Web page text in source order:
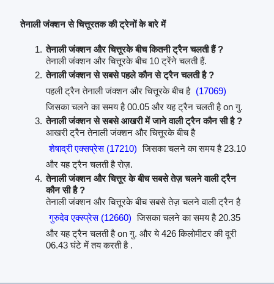
तेनाली जंक्शन से चित्तूरतक की ट्रेनों के बारे में
तेनाली जंक्शन और चित्तूरके बीच कितनी ट्रैन चलती हैं ?
तेनाली जंक्शन और चित्तूरके बीच 10 ट्रेंने चलती हैं.
तेनाली जंक्शन से सबसे पहले कौन से ट्रैन चलती है ?
पहली ट्रैन तेनाली जंक्शन और चित्तूरके बीच है (17069)
जिसका चलने का समय है 00.05 और यह ट्रैन चलती है on गु.
तेनाली जंक्शन से सबसे आखरी में जाने वाली ट्रैन कौन सी है ?
आखरी ट्रैन तेनाली जंक्शन और चित्तूरके बीच है
शेषाद्री एक्सप्रेस (17210) जिसका चलने का समय है 23.10
और यह ट्रैन चलती है रोज़.
तेनाली जंक्शन और चित्तूर के बीच सबसे तेज़ चलने वाली ट्रैन
कौन सी है ?
तेनाली जंक्शन और चित्तूरके बीच सबसे तेज़ चलने वाली ट्रैन है
गुरुदेव एक्स्प्रेस (12660) जिसका चलने का समय है 20.35
और यह ट्रैन चलती है on गु. और ये 426 किलोमीटर की दूरी
06.43 घंटे में तय करती है .